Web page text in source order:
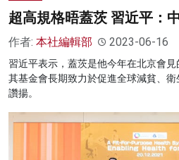
超高規格晤蓋茨 習近平：
作者: 本社編輯部 2023-06-16
習近平表示，蓋茨是他今年在北京會
其基金會長期致力於促進全球減貧、
讚揚。